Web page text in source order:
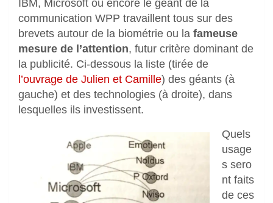
IBM, Microsoft ou encore le géant de la
communication WPP travaillent tous sur des
brevets autour de la biométrie ou la fameuse
mesure de l’attention, futur critère dominant de
la publicité. Ci-dessous la liste (tirée de
l’ouvrage de Julien et Camille) des géants (à
gauche) et des technologies (à droite), dans
lesquelles ils investissent.
Quels
usage
s sero
nt faits
de ces